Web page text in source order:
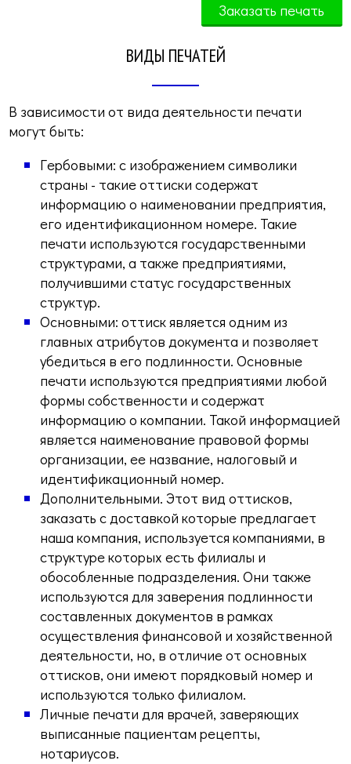
ВИДЫ ПЕЧАТЕЙ
В зависимости от вида деятельности печати
могут быть:
Гербовыми: с изображением символики
страны - такие оттиски содержат
информацию о наименовании предприятия,
его идентификационном номере. Такие
печати используются государственными
структурами, а также предприятиями,
получившими статус государственных
структур.
Основными: оттиск является одним из
главных атрибутов документа и позволяет
убедиться в его подлинности. Основные
печати используются предприятиями любой
формы собственности и содержат
информацию о компании. Такой информацией
является наименование правовой формы
организации, ее название, налоговый и
идентификационный номер.
Дополнительными. Этот вид оттисков,
заказать с доставкой которые предлагает
наша компания, используется компаниями, в
структуре которых есть филиалы и
обособленные подразделения. Они также
используются для заверения подлинности
составленных документов в рамках
осуществления финансовой и хозяйственной
деятельности, но, в отличие от основных
оттисков, они имеют порядковый номер и
используются только филиалом.
Личные печати для врачей, заверяющих
выписанные пациентам рецепты,
нотариусов.